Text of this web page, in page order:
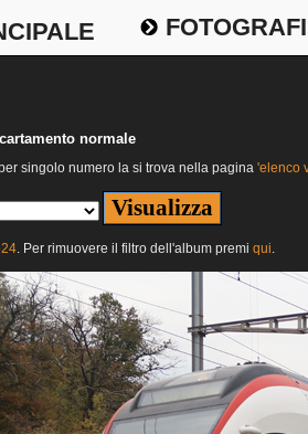
normale
singolo numero la si trova nella pagina 'elenco
. Per rimuovere il filtro dell'album premi qui.